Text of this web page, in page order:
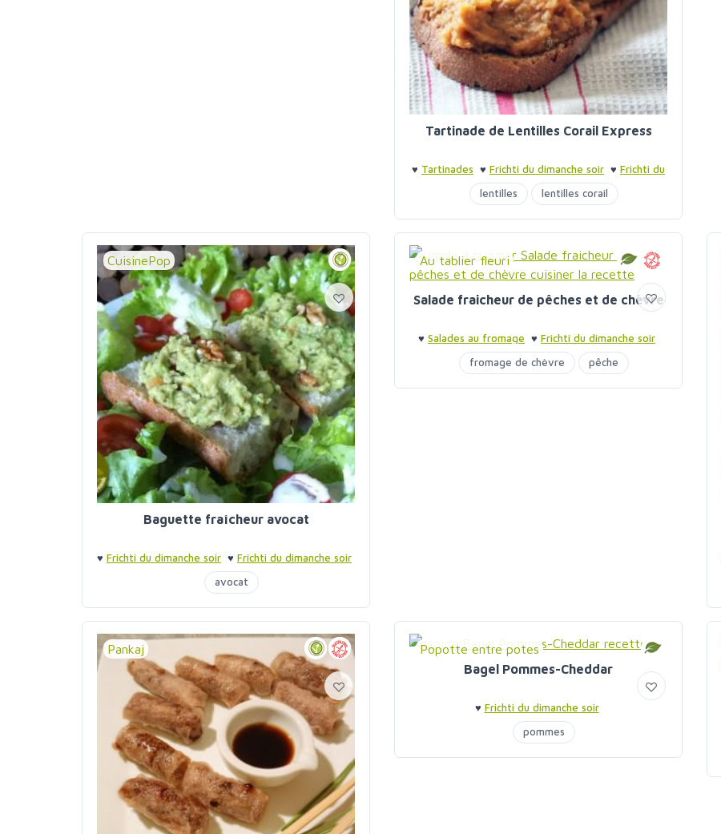
Tartinade de Lentilles Corail Express
♥ Tartinades ♥ Frichti du dimanche soir ♥ Frichti du
dimanche soir
lentilles lentilles corail
CuisinePop
Baguette fraîcheur avocat
♥ Frichti du dimanche soir ♥ Frichti du dimanche soir
avocat
Au tablier fleuri
Salade fraicheur de pêches et de chèvre
♥ Salades au fromage ♥ Frichti du dimanche soir
fromage de chèvre
pêche
Pankaj
Popotte entre potes
Bagel Pommes-Cheddar
♥ Frichti du dimanche soir
pommes